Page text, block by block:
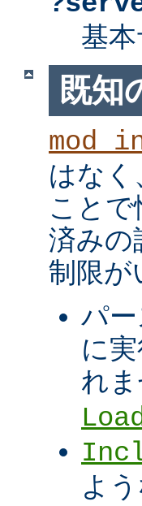
基
既知
はなく
こと
済みの
制限が
パ
に
れ
よ